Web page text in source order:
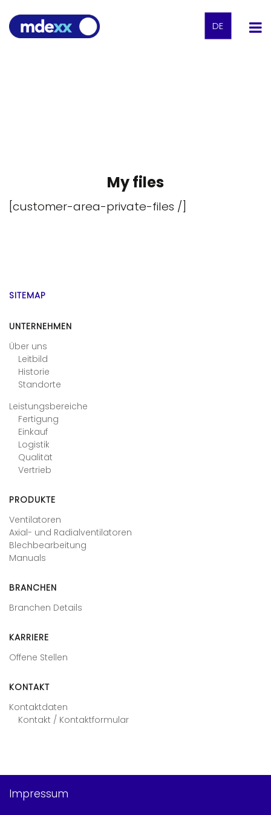
DE
My files
[customer-area-private-files /]
SITEMAP
UNTERNEHMEN
Über uns
Leitbild
Historie
Standorte
Leistungsbereiche
Fertigung
Einkauf
Logistik
Qualität
Vertrieb
PRODUKTE
Ventilatoren
Axial- und Radialventilatoren
Blechbearbeitung
Manuals
BRANCHEN
Branchen Details
KARRIERE
Offene Stellen
KONTAKT
Kontaktdaten
Kontakt / Kontaktformular
Impressum